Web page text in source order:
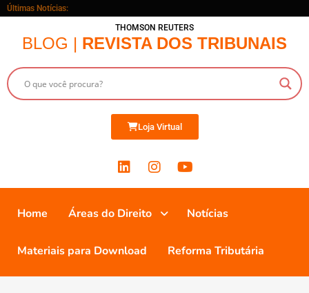
Últimas Notícias:
THOMSON REUTERS
BLOG | REVISTA DOS TRIBUNAIS
Loja Virtual
Home Áreas do Direito Notícias
Materiais para Download Reforma Tributária